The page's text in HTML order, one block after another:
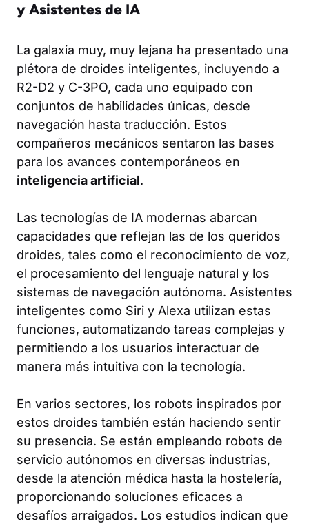
y Asistentes de IA
La galaxia muy, muy lejana ha presentado una
plétora de droides inteligentes, incluyendo a
R2-D2 y C-3PO, cada uno equipado con
conjuntos de habilidades únicas, desde
navegación hasta traducción. Estos
compañeros mecánicos sentaron las bases
para los avances contemporáneos en
inteligencia artificial.
Las tecnologías de IA modernas abarcan
capacidades que reflejan las de los queridos
droides, tales como el reconocimiento de voz,
el procesamiento del lenguaje natural y los
sistemas de navegación autónoma. Asistentes
inteligentes como Siri y Alexa utilizan estas
funciones, automatizando tareas complejas y
permitiendo a los usuarios interactuar de
manera más intuitiva con la tecnología.
En varios sectores, los robots inspirados por
estos droides también están haciendo sentir
su presencia. Se están empleando robots de
servicio autónomos en diversas industrias,
desde la atención médica hasta la hostelería,
proporcionando soluciones eficaces a
desafíos arraigados. Los estudios indican que